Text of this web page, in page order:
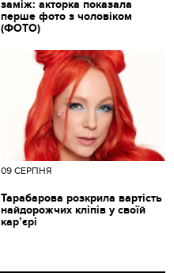
заміж: акторка показала
перше фото з чоловіком
(ФОТО)
09 СЕРПНЯ
Тарабарова розкрила вартість
найдорожчих кліпів у своїй
кар’єрі